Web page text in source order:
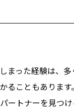
まった経験は、多
ることもありま
ートナーを見つ